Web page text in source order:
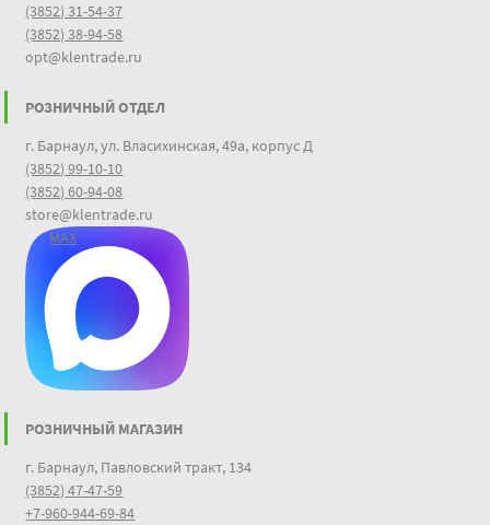
(3852) 31-54-37
(3852) 38-94-58
opt@klentrade.ru
РОЗНИЧНЫЙ ОТДЕЛ
г. Барнаул, ул. Власихинская, 49а, корпус Д
(3852) 99-10-10
(3852) 60-94-08
store@klentrade.ru
MAX
РОЗНИЧНЫЙ МАГАЗИН
г. Барнаул, Павловский тракт, 134
(3852) 47-47-59
+7-960-944-69-84